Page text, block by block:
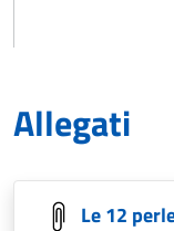
Allegati
Le 12